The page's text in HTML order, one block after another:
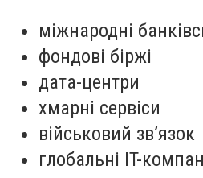
міжнародні
фондові біржі
дата-центри
хмарні сервіси
військовий зв’язок
глобальні IT-